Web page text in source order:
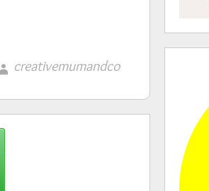
creativemumandco